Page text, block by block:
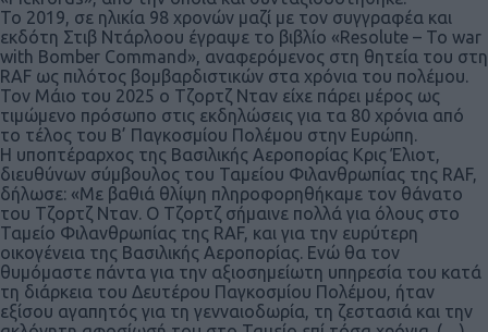
Το 2019, σε ηλικία 98 χρονών μαζί με τον συγγραφέα και
εκδότη Στιβ Ντάρλοου έγραψε το βιβλίο «Resolute – To war
with Bomber Command», αναφερόμενος στη θητεία του στη
RAF ως πιλότος βομβαρδιστικών στα χρόνια του πολέμου.
Τον Μάιο του 2025 ο Τζορτζ Νταν είχε πάρει μέρος ως
τιμώμενο πρόσωπο στις εκδηλώσεις για τα 80 χρόνια από
το τέλος του Β’ Παγκοσμίου Πολέμου στην Ευρώπη.
Η υποπτέραρχος της Βασιλικής Αεροπορίας Κρις Έλιοτ,
διευθύνων σύμβουλος του Ταμείου Φιλανθρωπίας της RAF,
δήλωσε: «Με βαθιά θλίψη πληροφορηθήκαμε τον θάνατο
του Τζορτζ Νταν. Ο Τζορτζ σήμαινε πολλά για όλους στο
Ταμείο Φιλανθρωπίας της RAF, και για την ευρύτερη
οικογένεια της Βασιλικής Αεροπορίας. Ενώ θα τον
θυμόμαστε πάντα για την αξιοσημείωτη υπηρεσία του κατά
τη διάρκεια του Δευτέρου Παγκοσμίου Πολέμου, ήταν
εξίσου αγαπητός για τη γενναιοδωρία, τη ζεστασιά και την